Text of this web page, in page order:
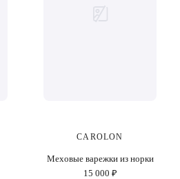
CAROLON
Меховые варежки из норки
15 000 ₽